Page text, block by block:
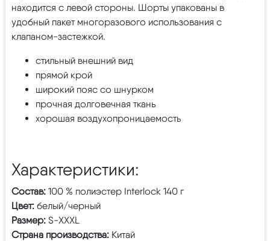
находится с левой стороны. Шорты упакованы в
удобный пакет многоразового использования с
клапаном-застежкой.
стильный внешний вид
прямой крой
широкий пояс со шнурком
прочная долговечная ткань
хорошая воздухопроницаемость
Характеристики:
Состав: 100 % полиэстер Interlock 140 г
Цвет: белый/черный
Размер: S-XXXL
Страна производства: Китай